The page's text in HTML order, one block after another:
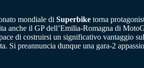
mondiale di Superbike torna
anche il GP dell’Emilia-Romagna di
di costruirsi un significativo vantaggio
Si preannuncia dunque una gara-2